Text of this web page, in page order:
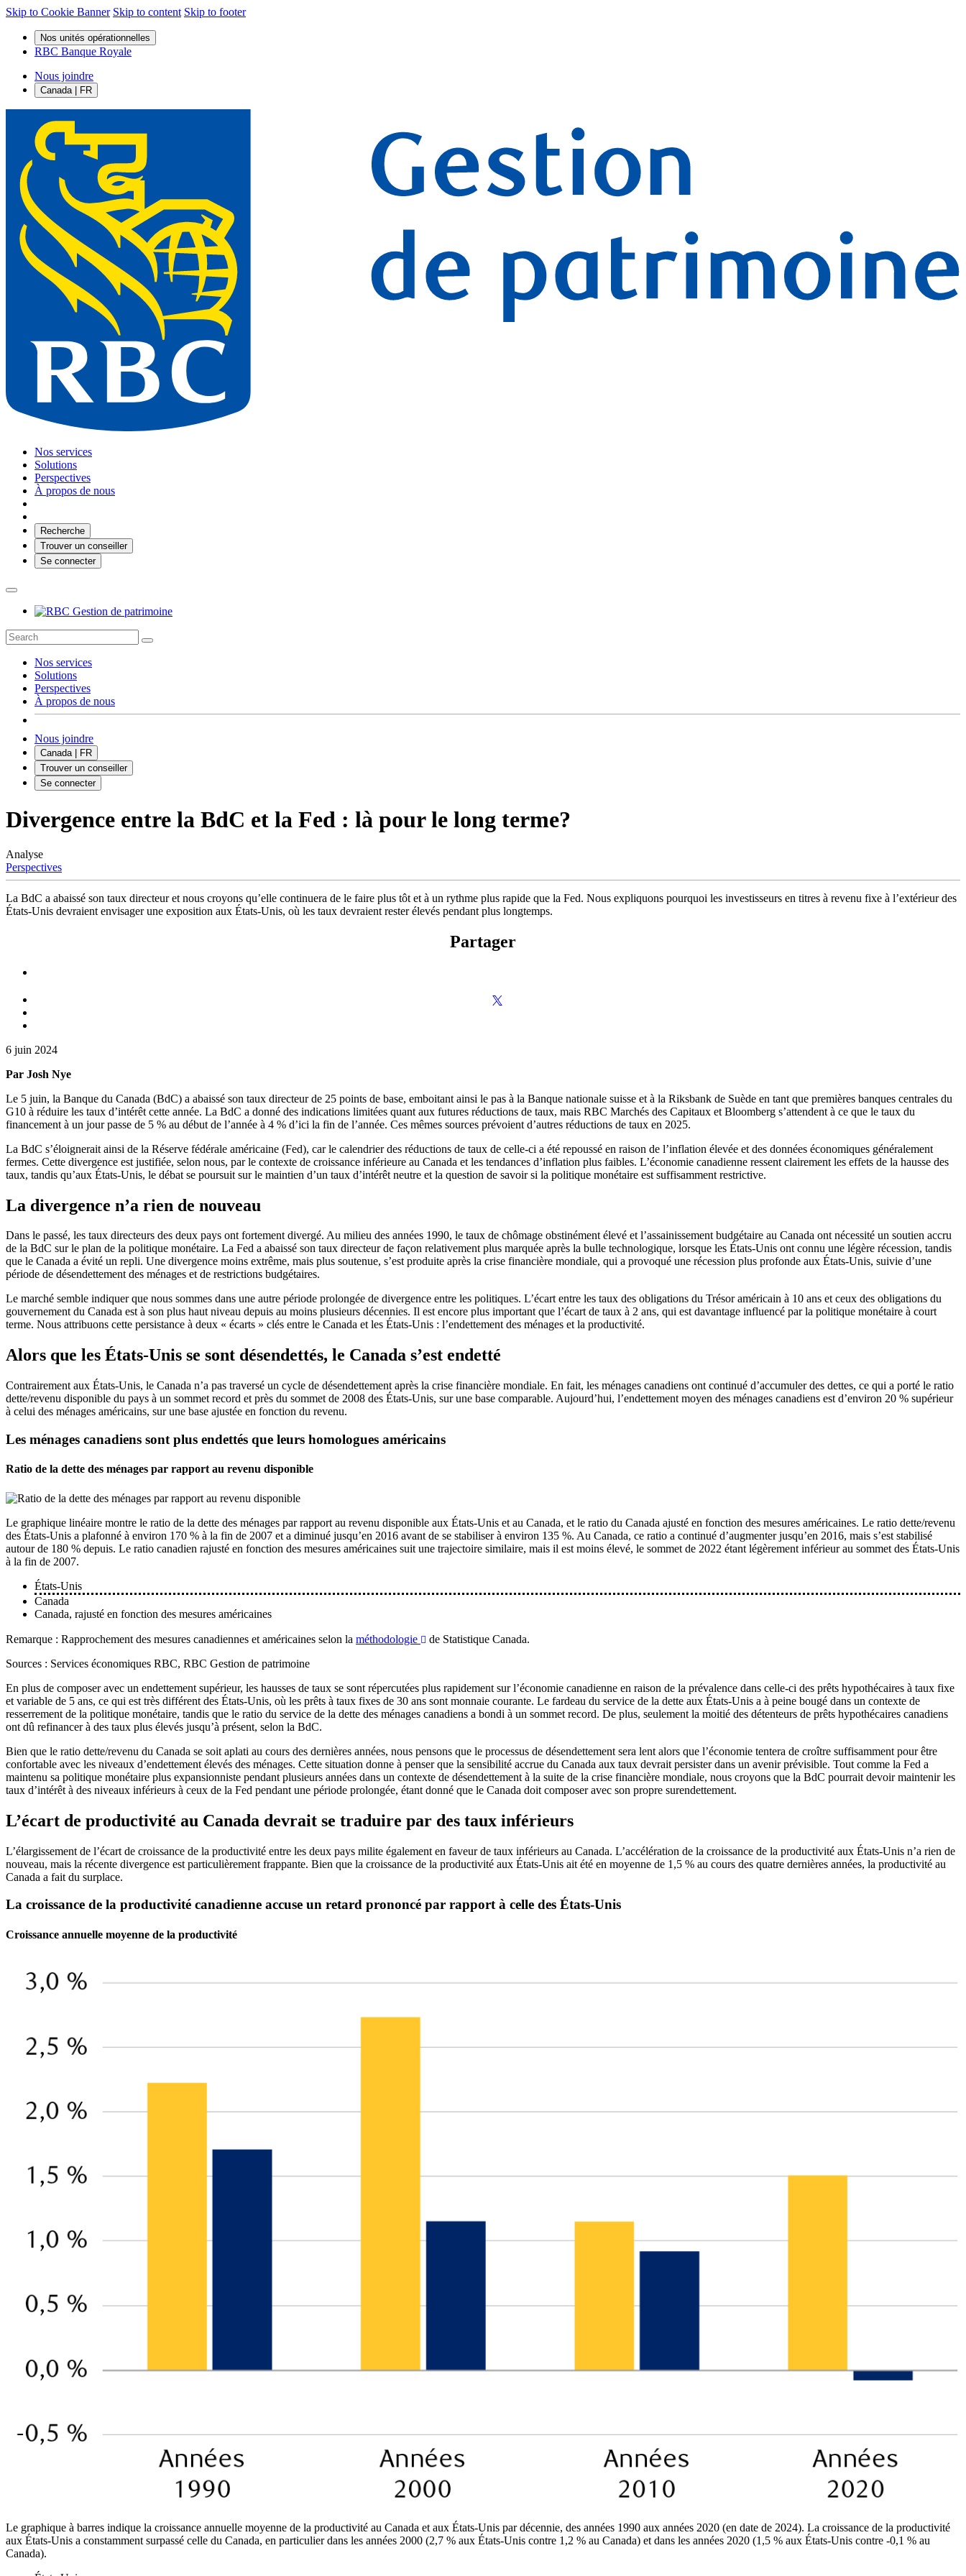
Skip to Cookie Banner Skip to content Skip to footer
Nos unités opérationnelles
RBC Banque Royale
Nous joindre
Canada | FR
Nos services
Solutions
Perspectives
À propos de nous
Recherche
Trouver un conseiller
Se connecter
Nos services
Solutions
Perspectives
À propos de nous
Nous joindre
Canada | FR
Trouver un conseiller
Se connecter
Divergence entre la BdC et la Fed : là pour le long terme?
Analyse
Perspectives
La BdC a abaissé son taux directeur et nous croyons qu’elle continuera de le faire plus tôt et à un rythme plus rapide que la Fed. Nous expliquons pourquoi les investisseurs en titres à revenu fixe à l’extérieur des
États-Unis devraient envisager une exposition aux États-Unis, où les taux devraient rester élevés pendant plus longtemps.
Partager
6 juin 2024
Par Josh Nye
Le 5 juin, la Banque du Canada (BdC) a abaissé son taux directeur de 25 points de base, emboitant ainsi le pas à la Banque nationale suisse et à la Riksbank de Suède en tant que premières banques centrales du
G10 à réduire les taux d’intérêt cette année. La BdC a donné des indications limitées quant aux futures réductions de taux, mais RBC Marchés des Capitaux et Bloomberg s’attendent à ce que le taux du
financement à un jour passe de 5 % au début de l’année à 4 % d’ici la fin de l’année. Ces mêmes sources prévoient d’autres réductions de taux en 2025.
La BdC s’éloignerait ainsi de la Réserve fédérale américaine (Fed), car le calendrier des réductions de taux de celle-ci a été repoussé en raison de l’inflation élevée et des données économiques généralement
fermes. Cette divergence est justifiée, selon nous, par le contexte de croissance inférieure au Canada et les tendances d’inflation plus faibles. L’économie canadienne ressent clairement les effets de la hausse des
taux, tandis qu’aux États-Unis, le débat se poursuit sur le maintien d’un taux d’intérêt neutre et la question de savoir si la politique monétaire est suffisamment restrictive.
La divergence n’a rien de nouveau
Dans le passé, les taux directeurs des deux pays ont fortement divergé. Au milieu des années 1990, le taux de chômage obstinément élevé et l’assainissement budgétaire au Canada ont nécessité un soutien accru
de la BdC sur le plan de la politique monétaire. La Fed a abaissé son taux directeur de façon relativement plus marquée après la bulle technologique, lorsque les États-Unis ont connu une légère récession, tandis
que le Canada a évité un repli. Une divergence moins extrême, mais plus soutenue, s’est produite après la crise financière mondiale, qui a provoqué une récession plus profonde aux États-Unis, suivie d’une
période de désendettement des ménages et de restrictions budgétaires.
Le marché semble indiquer que nous sommes dans une autre période prolongée de divergence entre les politiques. L’écart entre les taux des obligations du Trésor américain à 10 ans et ceux des obligations du
gouvernement du Canada est à son plus haut niveau depuis au moins plusieurs décennies. Il est encore plus important que l’écart de taux à 2 ans, qui est davantage influencé par la politique monétaire à court
terme. Nous attribuons cette persistance à deux « écarts » clés entre le Canada et les États-Unis : l’endettement des ménages et la productivité.
Alors que les États-Unis se sont désendettés, le Canada s’est endetté
Contrairement aux États-Unis, le Canada n’a pas traversé un cycle de désendettement après la crise financière mondiale. En fait, les ménages canadiens ont continué d’accumuler des dettes, ce qui a porté le ratio
dette/revenu disponible du pays à un sommet record et près du sommet de 2008 des États-Unis, sur une base comparable. Aujourd’hui, l’endettement moyen des ménages canadiens est d’environ 20 % supérieur
à celui des ménages américains, sur une base ajustée en fonction du revenu.
Les ménages canadiens sont plus endettés que leurs homologues américains
Ratio de la dette des ménages par rapport au revenu disponible
Le graphique linéaire montre le ratio de la dette des ménages par rapport au revenu disponible aux États-Unis et au Canada, et le ratio du Canada ajusté en fonction des mesures américaines. Le ratio dette/revenu
des États-Unis a plafonné à environ 170 % à la fin de 2007 et a diminué jusqu’en 2016 avant de se stabiliser à environ 135 %. Au Canada, ce ratio a continué d’augmenter jusqu’en 2016, mais s’est stabilisé
autour de 180 % depuis. Le ratio canadien rajusté en fonction des mesures américaines suit une trajectoire similaire, mais il est moins élevé, le sommet de 2022 étant légèrement inférieur au sommet des États-Unis
à la fin de 2007.
États-Unis
Canada
Canada, rajusté en fonction des mesures américaines
Remarque : Rapprochement des mesures canadiennes et américaines selon la méthodologie
de Statistique Canada.
Sources : Services économiques RBC, RBC Gestion de patrimoine
En plus de composer avec un endettement supérieur, les hausses de taux se sont répercutées plus rapidement sur l’économie canadienne en raison de la prévalence dans celle-ci des prêts hypothécaires à taux fixe
et variable de 5 ans, ce qui est très différent des États-Unis, où les prêts à taux fixes de 30 ans sont monnaie courante. Le fardeau du service de la dette aux États-Unis a à peine bougé dans un contexte de
resserrement de la politique monétaire, tandis que le ratio du service de la dette des ménages canadiens a bondi à un sommet record. De plus, seulement la moitié des détenteurs de prêts hypothécaires canadiens
ont dû refinancer à des taux plus élevés jusqu’à présent, selon la BdC.
Bien que le ratio dette/revenu du Canada se soit aplati au cours des dernières années, nous pensons que le processus de désendettement sera lent alors que l’économie tentera de croître suffisamment pour être
confortable avec les niveaux d’endettement élevés des ménages. Cette situation donne à penser que la sensibilité accrue du Canada aux taux devrait persister dans un avenir prévisible. Tout comme la Fed a
maintenu sa politique monétaire plus expansionniste pendant plusieurs années dans un contexte de désendettement à la suite de la crise financière mondiale, nous croyons que la BdC pourrait devoir maintenir les
taux d’intérêt à des niveaux inférieurs à ceux de la Fed pendant une période prolongée, étant donné que le Canada doit composer avec son propre surendettement.
L’écart de productivité au Canada devrait se traduire par des taux inférieurs
L’élargissement de l’écart de croissance de la productivité entre les deux pays milite également en faveur de taux inférieurs au Canada. L’accélération de la croissance de la productivité aux États-Unis n’a rien de
nouveau, mais la récente divergence est particulièrement frappante. Bien que la croissance de la productivité aux États-Unis ait été en moyenne de 1,5 % au cours des quatre dernières années, la productivité au
Canada a fait du surplace.
La croissance de la productivité canadienne accuse un retard prononcé par rapport à celle des États-Unis
Croissance annuelle moyenne de la productivité
Le graphique à barres indique la croissance annuelle moyenne de la productivité au Canada et aux États-Unis par décennie, des années 1990 aux années 2020 (en date de 2024). La croissance de la productivité
aux États-Unis a constamment surpassé celle du Canada, en particulier dans les années 2000 (2,7 % aux États-Unis contre 1,2 % au Canada) et dans les années 2020 (1,5 % aux États-Unis contre -0,1 % au
Canada).